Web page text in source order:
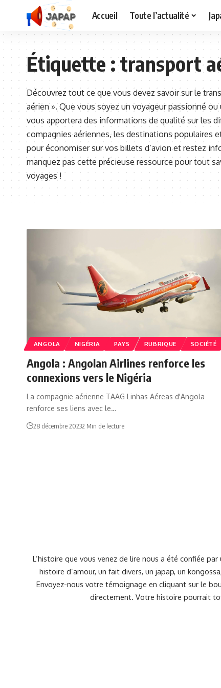
Accueil Toute l’actualité
Étiquette :transport
Découvrez tout ce que vous devez savoir sur le
aérien ». Que vous soyez un voyageur passionné
vous apportera des informations de qualité sur les
compagnies aériennes, les destinations populaires
pour économiser sur vos billets d’avion et restez
manquez pas cette précieuse ressource pour tout
voyages !
ANGOLA NIGÉRIA PAYS RUBRIQUE SOCIÉTÉ
Angola : Angolan Airlines renforce les
connexions vers le Nigéria
La compagnie aérienne TAAG Linhas Aéreas d'Angola
renforce ses liens avec le…
28 décembre 20232 Min de lecture
L’histoire que vous venez de lire nous a été confiée
histoire d’amour, un fait divers, un japap, un
Envoyez-nous votre témoignage en cliquant sur le
directement. Votre histoire pourrait